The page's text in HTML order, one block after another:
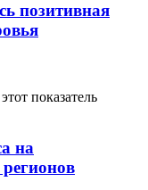
позитивная
показатель
на